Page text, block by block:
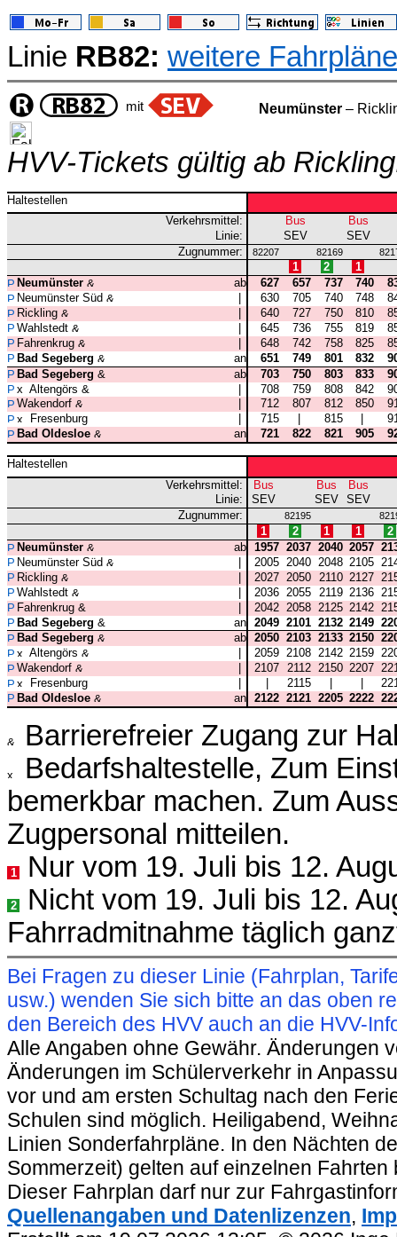
Linie RB82: weitere Fahrpläne
mit Neumünster–
HVV-Tickets gültig ab
Haltestellen
Verkehrsmittel:
Bus
Bus
Linie:
SEV
SEV
Zugnummer:
82207 82169
1 2
1
Neumünster
ab 627 657 737 740
Neumünster Süd
630 705 740 748
Rickling
640 727 750 810
Wahlstedt
645 736 755 819
Fahrenkrug
648 742 758 825
Bad Segeberg
an 651 749 801 832
Bad Segeberg
ab 703 750 803 833
Altengörs
| 708 759 808 842
Wakendorf
712 807 812 850
Fresenburg
715 815
Bad Oldesloe
an 721 822 821 905
Haltestellen
Verkehrsmittel:
Bus Bus
Bus
Linie:
SEV SEV SEV
Zugnummer:
82195
1 2 1 1
2
Neumünster
ab 1957 2037 2040 2057
Neumünster Süd
2005 2040 2048 2105
Rickling
2027 2050 2110 2127
Wahlstedt
2036 2055 2119 2136
Fahrenkrug
| 2042 2058 2125 2142
Bad Segeberg
an 2049 2101 2132 2149
Bad Segeberg
ab 2050 2103 2133 2150
Altengörs
2059 2108 2142 2159
Wakendorf
2107 2112 2150 2207
Fresenburg
2115
Bad Oldesloe
an 2122 2121 2205 2222
Barrierefreier Zugang zur
Bedarfshaltestelle, Zum
bemerkbar machen. Zum
Zugpersonal mitteilen.
1 Nur vom 19. Juli bis 12.
2
Nicht vom 19. Juli bis 12.
Fahrradmitnahme täglich
Bei Fragen zu dieser Linie (Fahrplan,
usw.) wenden Sie sich bitte an das oben
den Bereich des HVV auch an die HVV-
Alle Angaben ohne Gewähr. Änderungen
Änderungen im Schülerverkehr in
vor und am ersten Schultag nach den
Schulen sind möglich. Heiligabend,
Linien Sonderfahrpläne. In den Nächten
Sommerzeit) gelten auf einzelnen
Dieser Fahrplan darf nur zur
Quellenangaben und Datenlizenzen,